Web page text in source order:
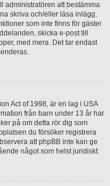
administratören att bestämma
skriva och/eller läsa inlägg.
som inte finns för gäster
skicka e-post till
med mera. Det tar endast
Act of 1998, är en lag i USA
från barn under 13 år har
på om detta rör dig som
du försöker registrera
att phpBB inte kan ge
något som helst juridiskt.